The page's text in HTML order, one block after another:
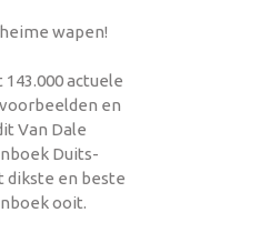
wapen!
actuele
en
Van Dale
Duits-
dikste en beste
ooit.